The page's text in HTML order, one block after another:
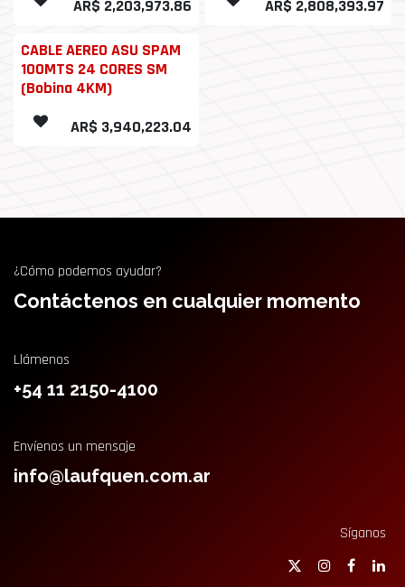
AR$ 2,203,973.86
AR$ 2,808,393.97
CABLE AEREO ASU SPAM
100MTS 24 CORES SM
(Bobina 4KM)
AR$ 3,940,223.04
¿Cómo podemos ayudar?
Contáctenos en cualquier momento
Llámenos
+54 11 2150-4100
Envíenos un mensaje
info@laufquen.com.ar
Síganos